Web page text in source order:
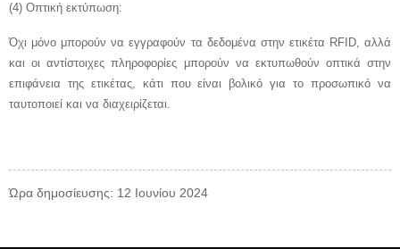
(4) Οπτική εκτύπωση:
Όχι μόνο μπορούν να εγγραφούν τα δεδομένα στην ετικέτα RFID, αλλά
και οι αντίστοιχες πληροφορίες μπορούν να εκτυπωθούν οπτικά στην
επιφάνεια της ετικέτας, κάτι που είναι βολικό για το προσωπικό να
ταυτοποιεί και να διαχειρίζεται.
Ώρα δημοσίευσης: 12 Ιουνίου 2024